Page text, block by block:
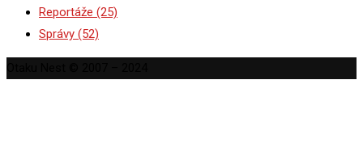
Reportáže (25)
Správy (52)